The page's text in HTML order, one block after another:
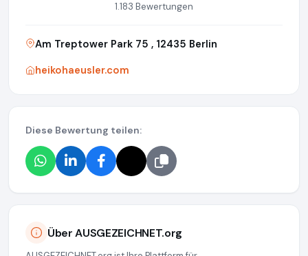
1.183 Bewertungen
Am Treptower Park 75 , 12435 Berlin
heikohaeusler.com
Diese Bewertung teilen:
Über AUSGEZEICHNET.org